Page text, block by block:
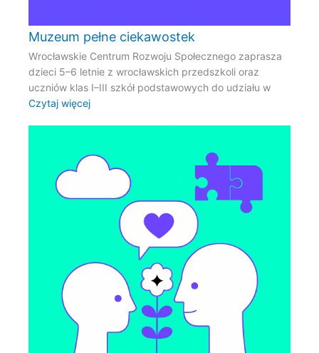
Muzeum pełne ciekawostek
Wrocławskie Centrum Rozwoju Społecznego zaprasza
dzieci 5–6 letnie z wrocławskich przedszkoli oraz
uczniów klas I–III szkół podstawowych do udziału w
Czytaj więcej